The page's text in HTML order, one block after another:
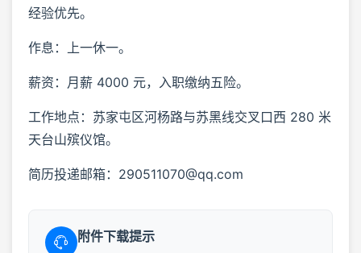
经验优先。
作息：上一休一。
薪资：月薪 4000 元，入职缴纳五险。
工作地点：苏家屯区河杨路与苏黑线交叉口西 280 米
天台山殡仪馆。
简历投递邮箱：290511070@qq.com
附件下载提示